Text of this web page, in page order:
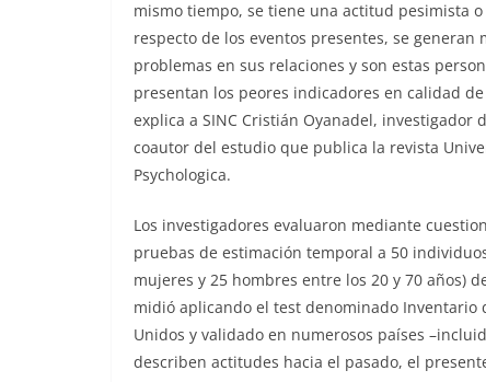
mismo tiempo, se tiene una actitud pesimista
respecto de los eventos presentes, se generan
problemas en sus relaciones y son estas
presentan los peores indicadores en calidad de
explica a SINC Cristián Oyanadel, investigador
coautor del estudio que publica la revista
Psychologica.
Los investigadores evaluaron mediante
pruebas de estimación temporal a 50
mujeres y 25 hombres entre los 20 y 70 años)
midió aplicando el test denominado Inventario
Unidos y validado en numerosos países
describen actitudes hacia el pasado, el